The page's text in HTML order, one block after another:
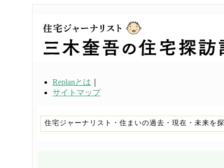
Replanとは
サイトマップ
住宅ジャーナリスト・住まいの過去・現在・未来を